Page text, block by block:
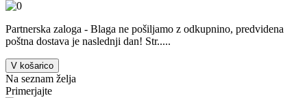
Partnerska zaloga - Blaga ne pošiljamo z odkupnino, predvidena
poštna dostava je naslednji dan! Str.....
V košarico
Na seznam želja
Primerjajte